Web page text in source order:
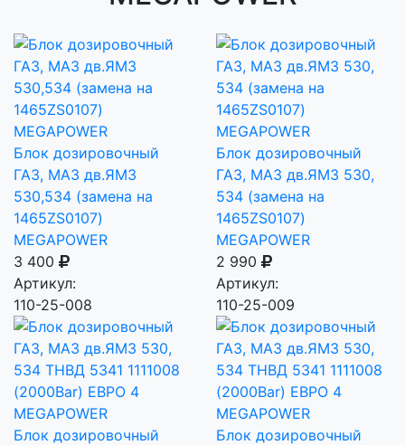
Блок дозировочный
ГАЗ, МАЗ дв.ЯМЗ
530,534 (замена на
1465ZS0107)
MEGAPOWER
3 400
Артикул:
110-25-008
Блок дозировочный
ГАЗ, МАЗ дв.ЯМЗ 530,
534 (замена на
1465ZS0107)
MEGAPOWER
2 990
Артикул:
110-25-009
Блок дозировочный
Блок дозировочный